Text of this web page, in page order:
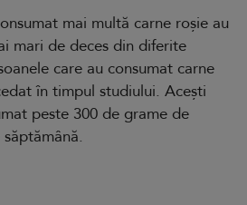
mai multă carne roșie au
mari de deces din diferite
care au consumat carne
în timpul studiului. Acești
peste 300 de grame de